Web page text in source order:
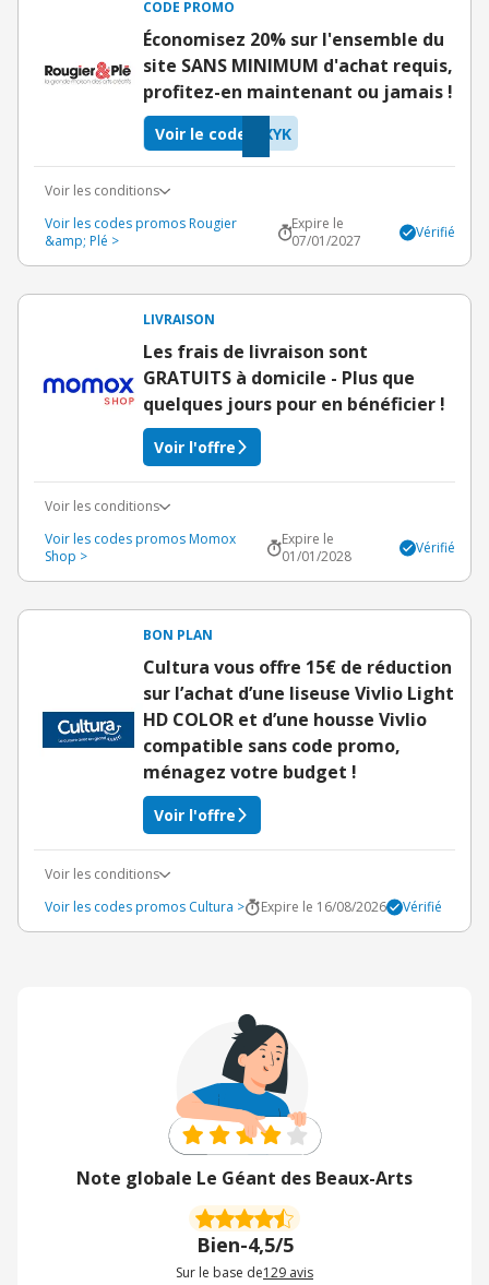
CODE PROMO
Économisez 20% sur l'ensemble du
site SANS MINIMUM d'achat requis,
profitez-en maintenant ou jamais !
XYK
Voir le code
Voir les conditions
Voir les codes promos Rougier
&amp; Plé >
Expire le
07/01/2027
Vérifié
LIVRAISON
Les frais de livraison sont
GRATUITS à domicile - Plus que
quelques jours pour en bénéficier !
Voir l'offre
Voir les conditions
Voir les codes promos Momox
Shop >
Expire le
01/01/2028
Vérifié
BON PLAN
Cultura vous offre 15€ de réduction
sur l’achat d’une liseuse Vivlio Light
HD COLOR et d’une housse Vivlio
compatible sans code promo,
ménagez votre budget !
Voir l'offre
Voir les conditions
Voir les codes promos Cultura >
Expire le 16/08/2026 Vérifié
Note globale Le Géant des Beaux-Arts
Bien-4,5/5
Sur le base de129 avis